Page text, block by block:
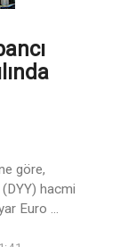
göre,
(DYY) hacmi
Euro ...